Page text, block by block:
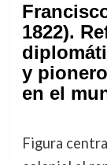
1822).
y
en el
Figura